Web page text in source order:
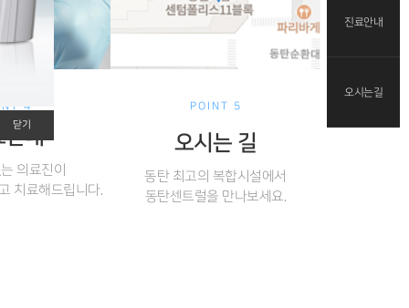
진료안내
오시는길
닫기
4
안내
의료진이
치료해드립니다.
POINT 5
오시는 길
동탄 최고의 복합시설에서
동탄센트럴을 만나보세요.